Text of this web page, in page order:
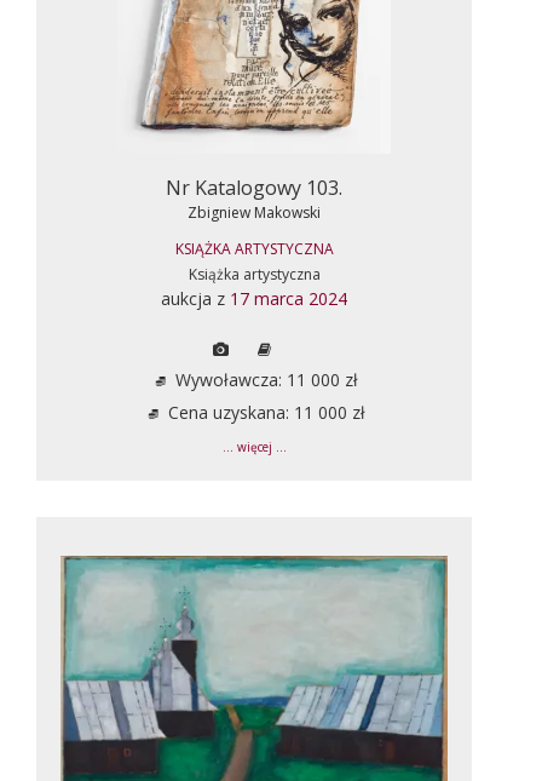
Nr Katalogowy 103.
Zbigniew Makowski
KSIĄŻKA ARTYSTYCZNA
Książka artystyczna
aukcja z 17 marca 2024
Wywoławcza: 11 000 zł
Cena uzyskana: 11 000 zł
... więcej ...